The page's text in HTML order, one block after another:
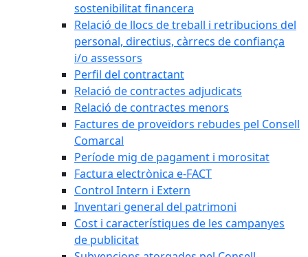
sostenibilitat financera
Relació de llocs de treball i retribucions del
personal, directius, càrrecs de confiança
i/o assessors
Perfil del contractant
Relació de contractes adjudicats
Relació de contractes menors
Factures de proveïdors rebudes pel Consell
Comarcal
Període mig de pagament i morositat
Factura electrònica e-FACT
Control Intern i Extern
Inventari general del patrimoni
Cost i característiques de les campanyes
de publicitat